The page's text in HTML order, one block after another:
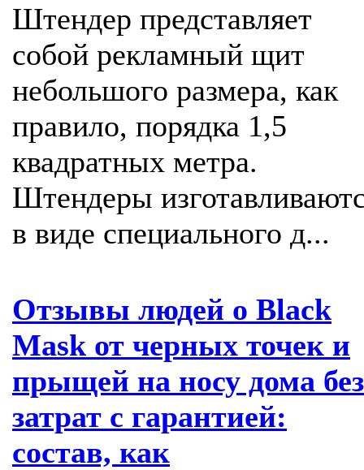
Штендер представляет
собой рекламный щит
небольшого размера, как
правило, порядка 1,5
квадратных метра.
Штендеры
в виде специального д...
Отзывы людей о Black
Mask от черных точек и
прыщей на носу дома без
затрат с гарантией:
состав, как